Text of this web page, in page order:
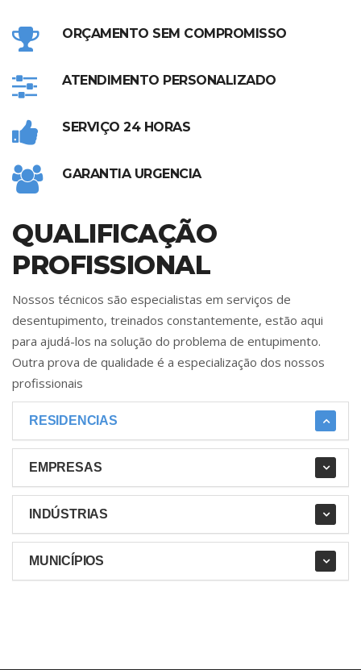
ORÇAMENTO SEM COMPROMISSO
ATENDIMENTO PERSONALIZADO
SERVIÇO 24 HORAS
GARANTIA URGENCIA
QUALIFICAÇÃO
PROFISSIONAL
Nossos técnicos são especialistas em serviços de
desentupimento, treinados constantemente, estão aqui
para ajudá-los na solução do problema de entupimento.
Outra prova de qualidade é a especialização dos nossos
profissionais
RESIDENCIAS
EMPRESAS
INDÚSTRIAS
MUNICÍPIOS